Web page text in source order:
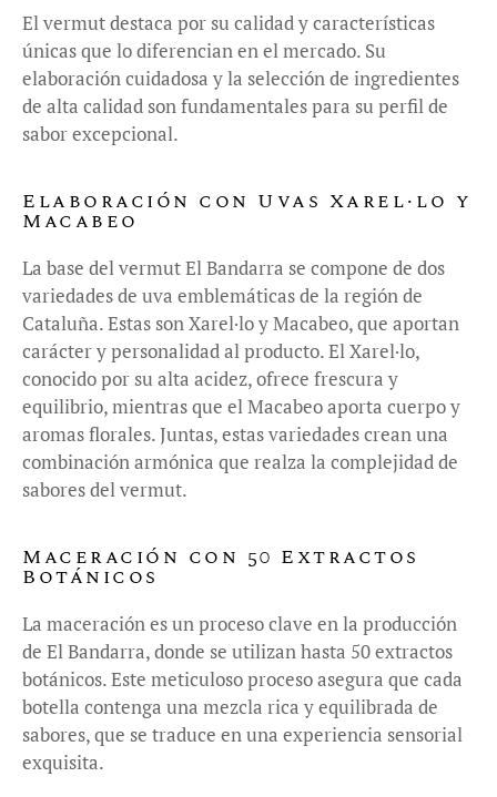
El vermut destaca por su calidad y características
únicas que lo diferencian en el mercado. Su
elaboración cuidadosa y la selección de ingredientes
de alta calidad son fundamentales para su perfil de
sabor excepcional.
Elaboración con Uvas Xarel·lo y
Macabeo
La base del vermut El Bandarra se compone de dos
variedades de uva emblemáticas de la región de
Cataluña. Estas son Xarel·lo y Macabeo, que aportan
carácter y personalidad al producto. El Xarel·lo,
conocido por su alta acidez, ofrece frescura y
equilibrio, mientras que el Macabeo aporta cuerpo y
aromas florales. Juntas, estas variedades crean una
combinación armónica que realza la complejidad de
sabores del vermut.
Maceración con 50 Extractos
Botánicos
La maceración es un proceso clave en la producción
de El Bandarra, donde se utilizan hasta 50 extractos
botánicos. Este meticuloso proceso asegura que cada
botella contenga una mezcla rica y equilibrada de
sabores, que se traduce en una experiencia sensorial
exquisita.